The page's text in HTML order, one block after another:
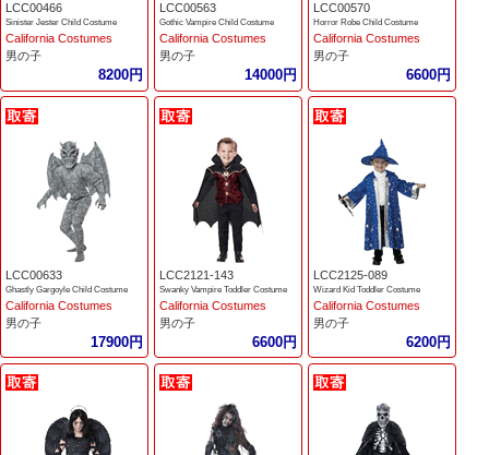
LCC00466
Sinister Jester Child Costume
California Costumes
男の子
8200円
LCC00563
Gothic Vampire Child Costume
California Costumes
男の子
14000円
LCC00570
Horror Robe Child Costume
California Costumes
男の子
6600円
LCC00633
Ghastly Gargoyle Child Costume
California Costumes
男の子
17900円
LCC2121-143
Swanky Vampire Toddler Costume
California Costumes
男の子
6600円
LCC2125-089
Wizard Kid Toddler Costume
California Costumes
男の子
6200円